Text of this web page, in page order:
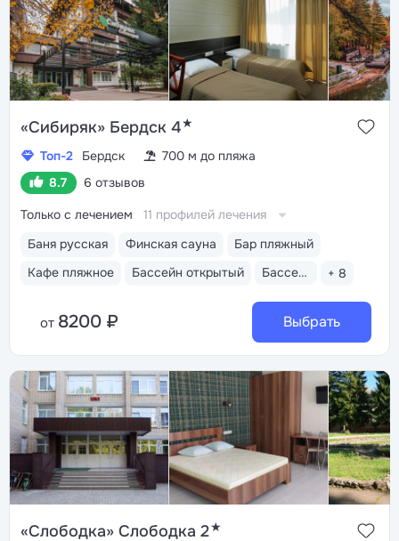
«Сибиряк» Бердск 4★
Топ-2 Бердск
700 м до пляжа
8.7
6 отзывов
Баня русская Финская сауна
Бар пляжный
Кафе пляжное
Бассейн открытый Бассейн закрытый + 8
Только с лечением 11 профилей лечения
от 8200 ₽ Выбрать
«Слободка» Слободка 2★